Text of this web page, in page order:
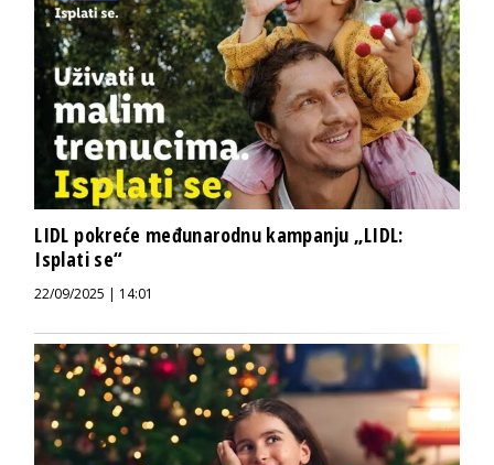
LIDL pokreće međunarodnu kampanju „LIDL:
Isplati se“
22/09/2025 | 14:01